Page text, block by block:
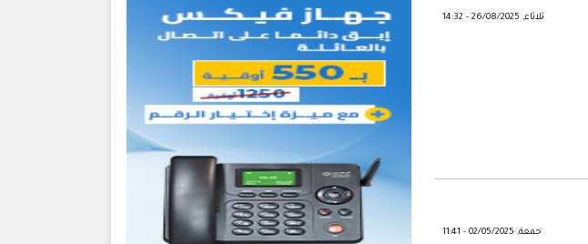
ثلاثاء, 26/08/2025 - 14:32
جمعة, 02/05/2025 - 11:41